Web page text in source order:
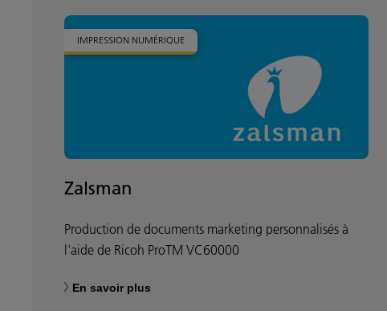
IMPRESSION NUMÉRIQUE
Zalsman
Production de documents marketing personnalisés à
l'aide de Ricoh ProTM VC60000
En savoir plus